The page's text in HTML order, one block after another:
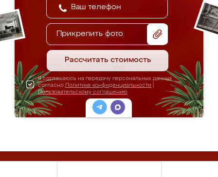
Прикрепить фото
Рассчитать стоимость
Я соглашаюсь на передачу персональных данных
согласно Политике конфиденциальности
Пользовательскому соглашению